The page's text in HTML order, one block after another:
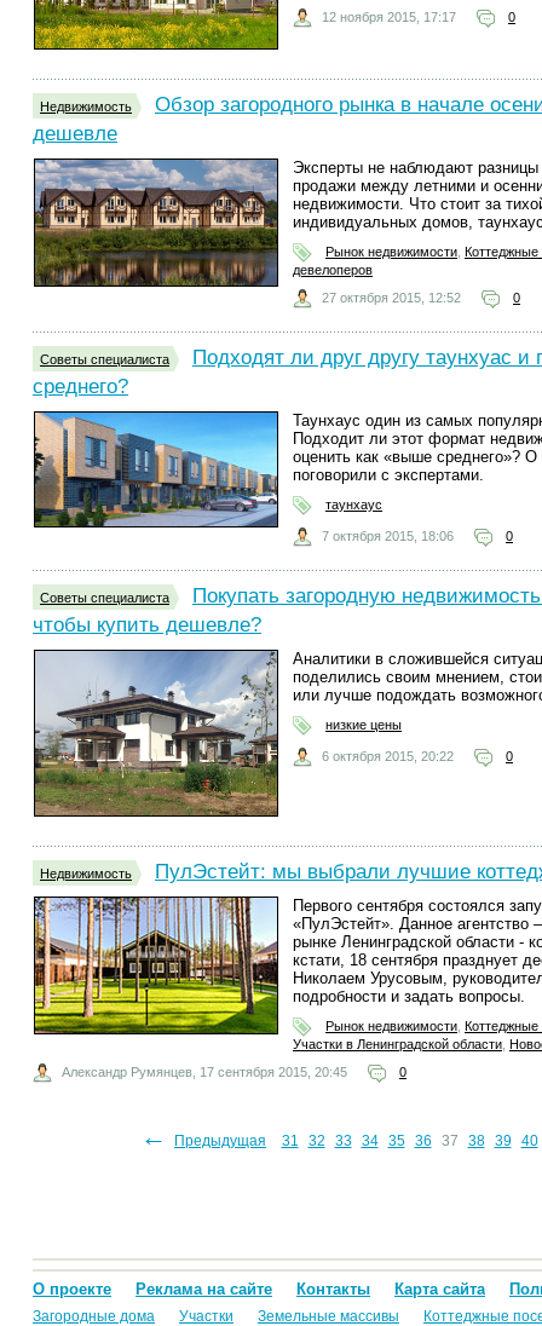
12 ноября 2015, 17:17 0
Недвижимость
Обзор загородного рынка в начале
дешевле
Эксперты не наблюдают разницы
продажи между летними и
недвижимости. Что стоит за
индивидуальных домов,
Рынок недвижимости Коттеджные
девелоперов
27 октября 2015, 12:52
0
Советы специалиста
Подходят ли друг другу таунхуас
среднего?
Таунхаус один из самых
Подходит ли этот формат
оценить как «выше среднего»?
поговорили с экспертами.
таунхаус
7 октября 2015, 18:06 0
Советы специалиста
Покупать загородную
чтобы купить дешевле?
Аналитики в сложившейся
поделились своим мнением,
или лучше подождать
низкие цены
6 октября 2015, 20:22 0
Недвижимость ПулЭстейт: мы выбрали лучшие
Первого сентября состоялся
«ПулЭстейт». Данное агентство
рынке Ленинградской области -
кстати, 18 сентября празднует
Николаем Урусовым,
подробности и задать вопросы.
Рынок недвижимости Коттеджные
Участки в Ленинградской области
Александр Румянцев, 17 сентября 2015, 20:45 0
← Предыдущая
26 27 28 29 30 31 32 33 34 35 36 37 38 39 40
О проекте Реклама на сайте Контакты Карта сайта
Загородные дома Участки Земельные массивы Коттеджные